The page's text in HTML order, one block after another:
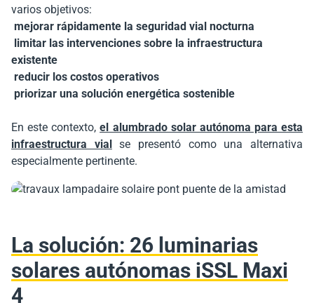
varios objetivos:
mejorar rápidamente la seguridad vial nocturna
limitar las intervenciones sobre la infraestructura
existente
reducir los costos operativos
priorizar una solución energética sostenible
En este contexto,el alumbrado solar autónoma para esta
infraestructura vialse presentó como una alternativa
especialmente pertinente.
La solución: 26 luminarias
solares autónomas iSSL Maxi
4